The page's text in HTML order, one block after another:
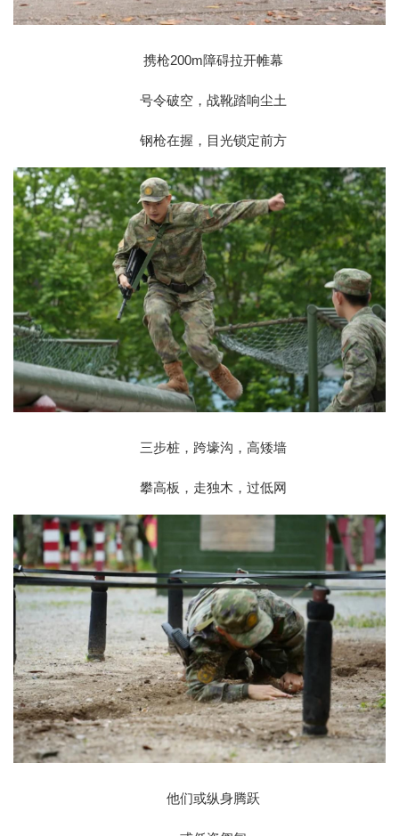
携枪200m障碍拉开帷幕
号令破空，战靴踏响尘土
钢枪在握，目光锁定前方
三步桩，跨壕沟，高矮墙
攀高板，走独木，过低网
他们或纵身腾跃